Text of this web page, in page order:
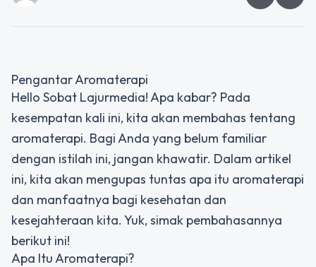
Pengantar Aromaterapi
Hello Sobat Lajurmedia! Apa kabar? Pada
kesempatan kali ini, kita akan membahas tentang
aromaterapi. Bagi Anda yang belum familiar
dengan istilah ini, jangan khawatir. Dalam artikel
ini, kita akan mengupas tuntas apa itu aromaterapi
dan manfaatnya bagi kesehatan dan
kesejahteraan kita. Yuk, simak pembahasannya
berikut ini!
Apa Itu Aromaterapi?